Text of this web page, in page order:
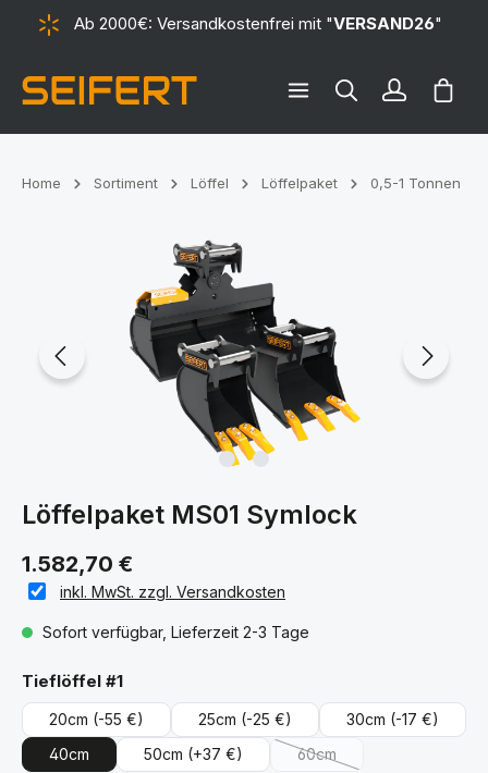
springenAb 2000€: Versandkostenfrei mit "VERSAND26"
Home Sortiment Löffel Löffelpaket 0,5-1 Tonnen
Bildergalerie überspringen
Löffelpaket MS01 Symlock
1.582,70 €
inkl. MwSt. zzgl. Versandkosten
Sofort verfügbar, Lieferzeit 2-3 Tage
Tieflöffel #1auswählen
20cm (-55 €) 25cm (-25 €) 30cm (-17 €)
40cm
50cm (+37 €) 60cm
(Diese Option ist zurzeit